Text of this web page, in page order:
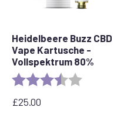
Heidelbeere Buzz CBD
Vape Kartusche -
Vollspektrum 80%
Bewertung: 3.6 out of
£25.00